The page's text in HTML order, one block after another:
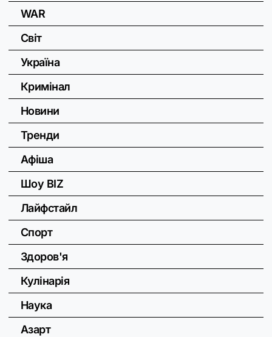
WAR
Світ
Україна
Кримінал
Новини
Тренди
Афіша
Шоу BIZ
Лайфстайл
Спорт
Здоров'я
Кулінарія
Наука
Азарт